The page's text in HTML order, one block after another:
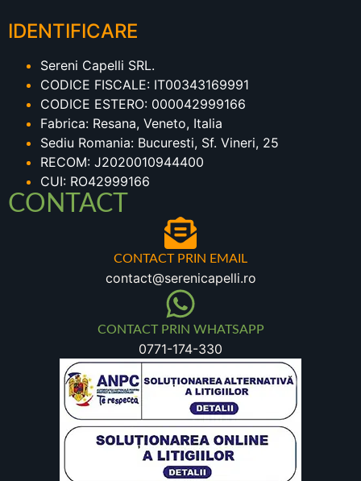
IDENTIFICARE
Sereni Capelli SRL.
CODICE FISCALE: IT00343169991
CODICE ESTERO: 000042999166
Fabrica: Resana, Veneto, Italia
Sediu Romania: Bucuresti, Sf. Vineri, 25
RECOM: J2020010944400
CUI: RO42999166
CONTACT
CONTACT PRIN EMAIL
contact@serenicapelli.ro
CONTACT PRIN WHATSAPP
0771-174-330